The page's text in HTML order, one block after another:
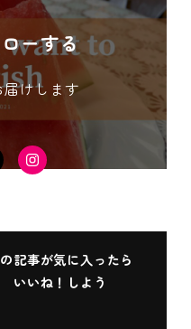
ーする
けします
Instagram
記事が気に入ったら
いいね！しよう